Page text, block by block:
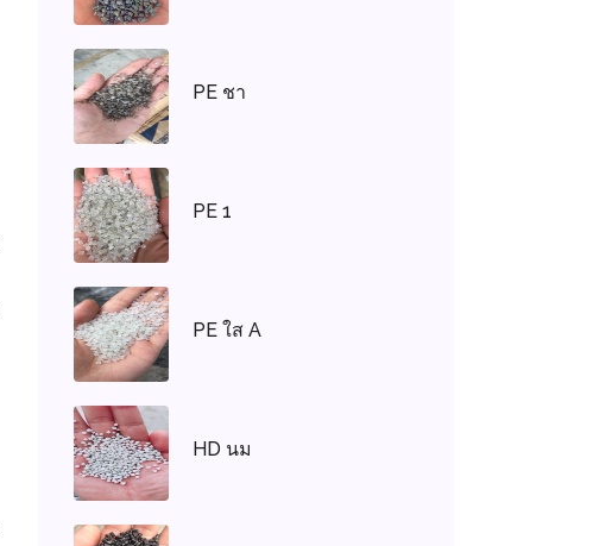
PE ชา
PE 1
PE ใส A
HD นม